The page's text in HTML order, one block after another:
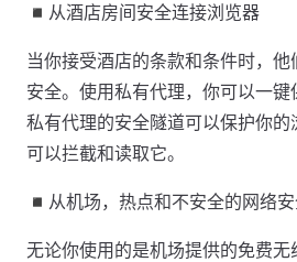
◾从酒店房间安全连接浏览器
当你接受酒店的条款和条件时，
安全。使用私有代理，你可以一键
私有代理的安全隧道可以保护你
可以拦截和读取它。
◾从机场，热点和不安全的网络
无论你使用的是机场提供的免费